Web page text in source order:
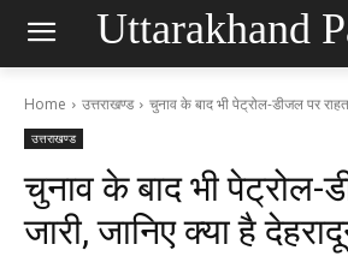
Uttarakhand
Home उत्तराखण्ड चुनाव के बाद भी पेट्रोल-डीजल पर
उत्तराखण्ड
चुनाव के बाद भी पेट्रोल-
जारी, जानिए क्या है